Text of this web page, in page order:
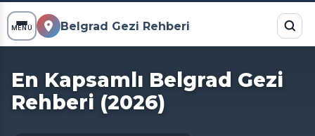
MENÜ Belgrad Gezi Rehberi
En Kapsamlı Belgrad Gezi
Rehberi (2026)